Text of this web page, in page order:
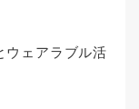
ウェアラブル活